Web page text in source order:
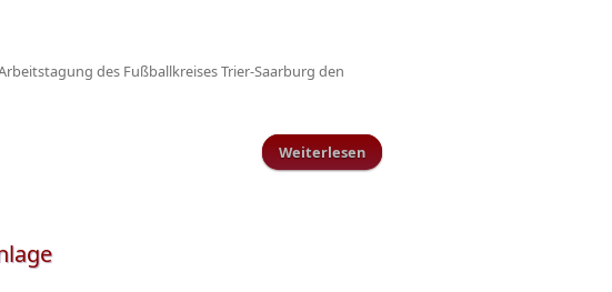
des Fußballkreises Trier-Saarburg den
Weiterlesen